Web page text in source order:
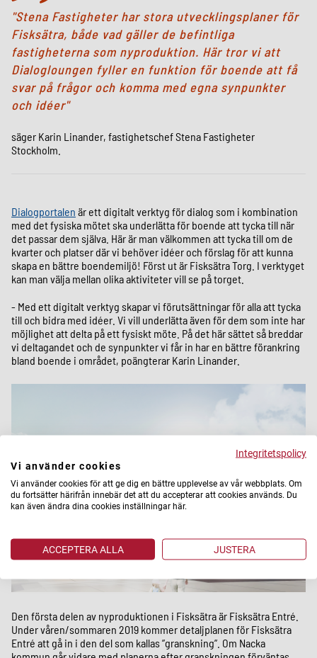
Stena Fastigheter har stora utvecklingsplaner för
Fisksätra, både vad gäller de befintliga
fastigheterna som nyproduktion. Här tror vi att
Dialogloungen fyller en funktion för boende att få
svar på frågor och komma med egna synpunkter
och idéer
säger Karin Linander, fastighetschef Stena Fastigheter
Stockholm.
Dialogportalen är ett digitalt verktyg för dialog som i kombination
med det fysiska mötet ska underlätta för boende att tycka till när
det passar dem själva. Här är man välkommen att tycka till om de
kvarter och platser där vi behöver idéer och förslag för att kunna
skapa en bättre boendemiljö! Först ut är Fisksätra Torg. I verktyget
kan man välja mellan olika aktiviteter vill se på torget.
- Med ett digitalt verktyg skapar vi förutsättningar för alla att tycka
till och bidra med idéer. Vi vill underlätta även för dem som inte har
möjlighet att delta på ett fysiskt möte. På det här sättet så breddar
vi deltagandet och de synpunkter vi får in har en bättre förankring
bland boende i området, poängterar Karin Linander.
Den första delen av nyproduktionen i Fisksätra är Fisksätra Entré.
Under våren/sommaren 2019 kommer detaljplanen för Fisksätra
Entré att gå in i den del som kallas ”granskning”. Om Nacka
Integritetspolicy
Vi använder cookies
Vi använder cookies för att ge dig en bättre upplevelse av vår webbplats. Om
du fortsätter härifrån innebär det att du accepterar att cookies används. Du
kan även ändra dina cookies inställningar här.
ACCEPTERA ALLA JUSTERA